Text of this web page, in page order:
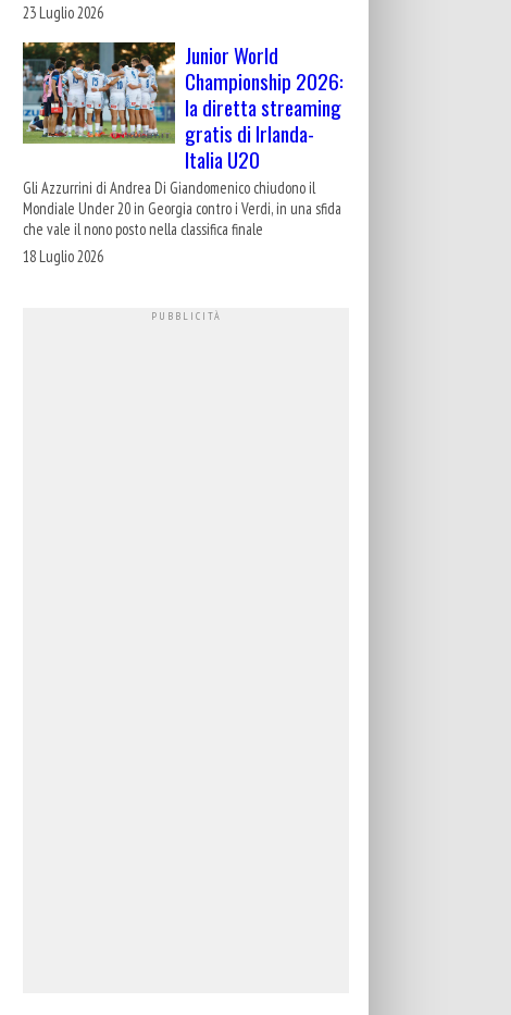
23 Luglio 2026
Junior World
Championship 2026:
la diretta streaming
gratis di Irlanda-
Italia U20
Gli Azzurrini di Andrea Di Giandomenico chiudono il
Mondiale Under 20 in Georgia contro i Verdi, in una sfida
che vale il nono posto nella classifica finale
18 Luglio 2026